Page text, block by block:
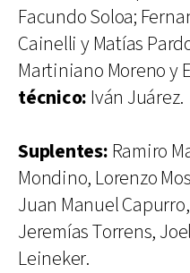
Facundo Soloa;
Cainelli y Matías
Martiniano Moreno y
técnico: Iván Juárez.
Suplentes: Ramiro
Mondino, Lorenzo
Juan Manuel
Jeremías Torrens,
Leineker.